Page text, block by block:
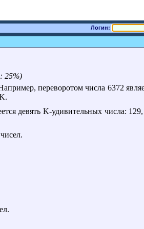
Логин:
25%)
переворотом числа 6372
девять K-удивительных числа: